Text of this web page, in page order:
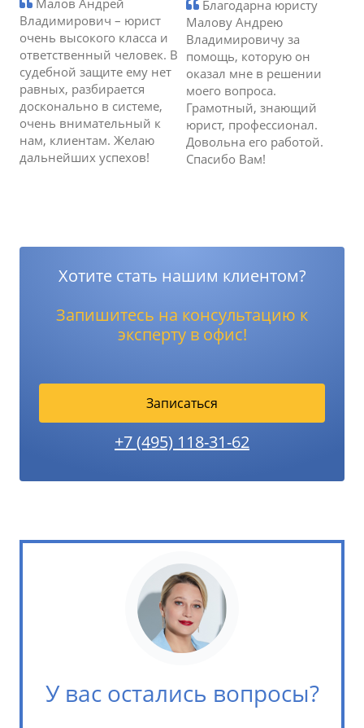
Владимирович – юрист
очень высокого класса и
ответственный человек. В
судебной защите ему нет
равных, разбирается
досконально в системе,
очень внимательный к
нам, клиентам. Желаю
дальнейших успехов!
Благодарна юристу
Малову Андрею
Владимировичу за
помощь, которую он
оказал мне в решении
моего вопроса.
Грамотный, знающий
юрист, профессионал.
Довольна его работой.
Спасибо Вам!
Хотите стать нашим клиентом?
Запишитесь на консультацию к
эксперту в офис!
Записаться
+7 (495) 118-31-62
У вас остались вопросы?